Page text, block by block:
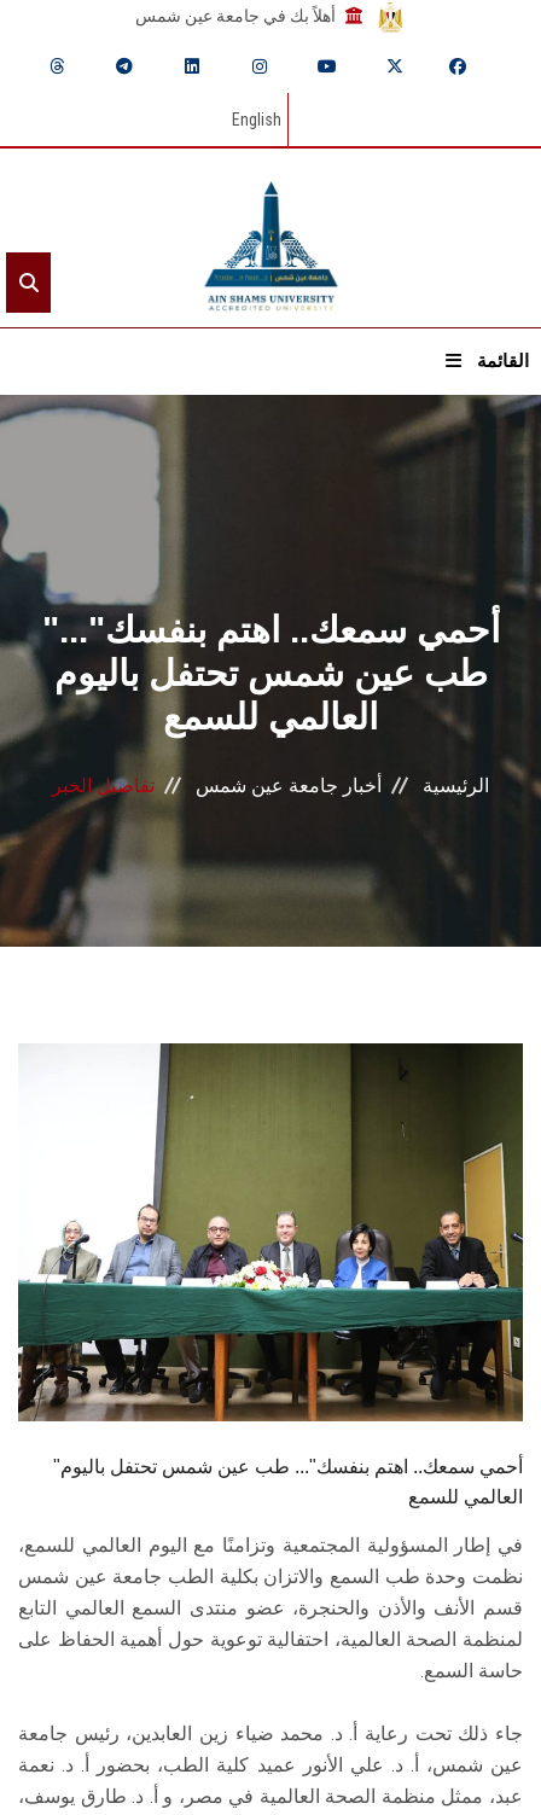
أهلاً بك في جامعة عين شمس
English
القائمة
الرئيسيـة
القطاعـات
الشئون الأكاديمية
البحث العلمي
المراكز والوحدات
الأنظمة الذكية
الدراسات العليا
الخريجين
الموظفون
الزائـرون
"أحمي سمعك.. اهتم بنفسك"...
طب عين شمس تحتفل باليوم
العالمي للسمع
الرئيسية أخبار جامعة عين شمس تفاصيل الخبر
"أحمي سمعك.. اهتم بنفسك"... طب عين شمس تحتفل باليوم
العالمي للسمع
في إطار المسؤولية المجتمعية وتزامنًا مع اليوم العالمي للسمع،
نظمت وحدة طب السمع والاتزان بكلية الطب جامعة عين شمس
قسم الأنف والأذن والحنجرة، عضو منتدى السمع العالمي التابع
لمنظمة الصحة العالمية، احتفالية توعوية حول أهمية الحفاظ على
حاسة السمع.
جاء ذلك تحت رعاية أ. د. محمد ضياء زين العابدين، رئيس جامعة
عين شمس، أ. د. علي الأنور عميد كلية الطب، بحضور أ. د. نعمة
عبد، ممثل منظمة الصحة العالمية في مصر، و أ. د. طارق يوسف،